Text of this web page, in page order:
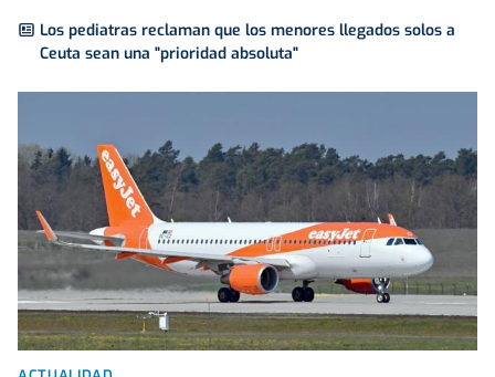
Los pediatras reclaman que los menores llegados solos a
Ceuta sean una "prioridad absoluta"